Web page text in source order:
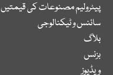
پیٹرولیم مصنوعات کی قیمتیں
سائنس و ٹیکنالوجی
بلاگ
بزنس
ویڈیوز